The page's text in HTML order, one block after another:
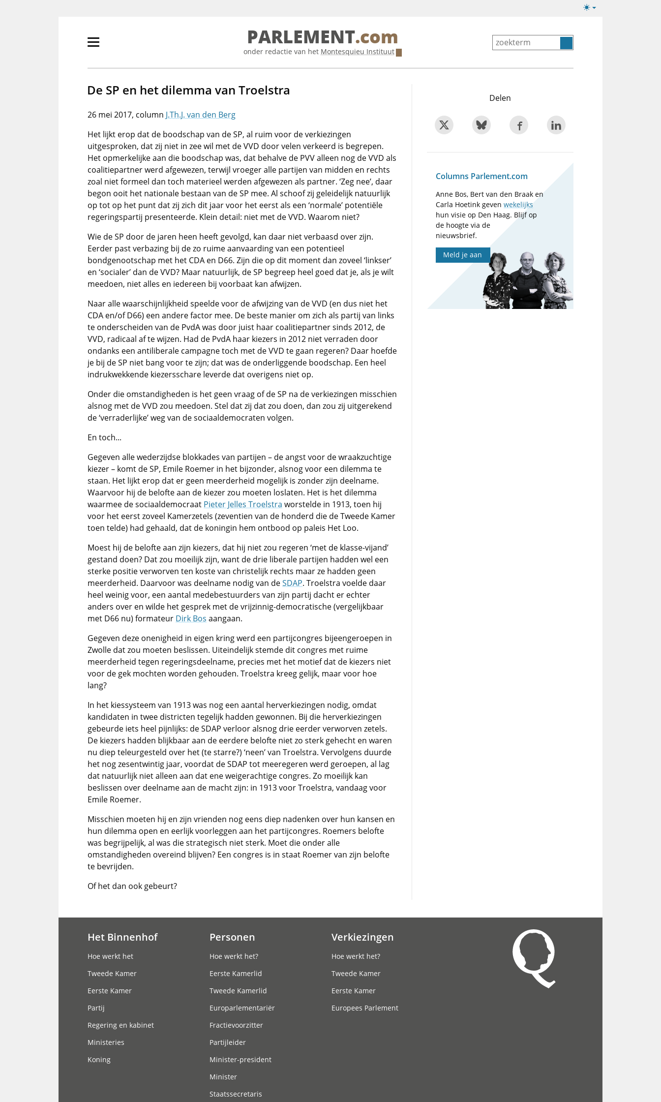
Lichte/donkere
Primair
tonen/verbergen
PARLEMENT.com
onder redactie van het Montesquieu Instituut
De SP en het dilemma van Troelstra
26 mei 2017
J.Th.J. van den Berg
Het lijkt erop dat de boodschap van de SP, al ruim voor de verkiezingen
uitgesproken, dat zij niet in zee wil met de VVD door velen verkeerd is begrepen.
Het opmerkelijke aan die boodschap was, dat behalve de PVV alleen nog de VVD als
coalitiepartner werd afgewezen, terwijl vroeger alle partijen van midden en rechts
zoal niet formeel dan toch materieel werden afgewezen als partner. ‘Zeg nee’, daar
begon ooit het nationale bestaan van de SP mee. Al schoof zij geleidelijk natuurlijk
op tot op het punt dat zij zich dit jaar voor het eerst als een ‘normale’ potentiële
regeringspartij presenteerde. Klein detail: niet met de VVD. Waarom niet?
Wie de SP door de jaren heen heeft gevolgd, kan daar niet verbaasd over zijn.
Eerder past verbazing bij de zo ruime aanvaarding van een potentieel
bondgenootschap met het CDA en D66. Zijn die op dit moment dan zoveel ‘linkser’
en ‘socialer’ dan de VVD? Maar natuurlijk, de SP begreep heel goed dat je, als je wilt
meedoen, niet alles en iedereen bij voorbaat kan afwijzen.
Naar alle waarschijnlijkheid speelde voor de afwijzing van de VVD (en dus niet het
CDA en/of D66) een andere factor mee. De beste manier om zich als partij van links
te onderscheiden van de PvdA was door juist haar coalitiepartner sinds 2012, de
VVD, radicaal af te wijzen. Had de PvdA haar kiezers in 2012 niet verraden door
ondanks een antiliberale campagne toch met de VVD te gaan regeren? Daar hoefde
je bij de SP niet bang voor te zijn; dat was de onderliggende boodschap. Een heel
indrukwekkende kiezersschare leverde dat overigens niet op.
Onder die omstandigheden is het geen vraag of de SP na de verkiezingen misschien
alsnog met de VVD zou meedoen. Stel dat zij dat zou doen, dan zou zij uitgerekend
de ‘verraderlijke’ weg van de sociaaldemocraten volgen.
En toch...
Gegeven alle wederzijdse blokkades van partijen – de angst voor de wraakzuchtige
kiezer – komt de SP, Emile Roemer in het bijzonder, alsnog voor een dilemma te
staan. Het lijkt erop dat er geen meerderheid mogelijk is zonder zijn deelname.
Waarvoor hij de belofte aan de kiezer zou moeten loslaten. Het is het dilemma
waarmee de sociaaldemocraat Pieter Jelles Troelstra worstelde in 1913, toen hij
voor het eerst zoveel Kamerzetels (zeventien van de honderd die de Tweede Kamer
toen telde) had gehaald, dat de koningin hem ontbood op paleis Het Loo.
Moest hij de belofte aan zijn kiezers, dat hij niet zou regeren ‘met de klasse-vijand’
gestand doen? Dat zou moeilijk zijn, want de drie liberale partijen hadden wel een
sterke positie verworven ten koste van christelijk rechts maar ze hadden geen
meerderheid. Daarvoor was deelname nodig van deSDAP. Troelstra voelde daar
heel weinig voor, een aantal medebestuurders van zijn partij dacht er echter
anders over en wilde het gesprek met de vrijzinnig-democratische (vergelijkbaar
met D66 nu) formateur Dirk Bos aangaan.
Gegeven deze onenigheid in eigen kring werd een partijcongres bijeengeroepen in
Zwolle dat zou moeten beslissen. Uiteindelijk stemde dit congres met ruime
meerderheid tegen regeringsdeelname, precies met het motief dat de kiezers niet
voor de gek mochten worden gehouden. Troelstra kreeg gelijk, maar voor hoe
lang?
In het kiessysteem van 1913 was nog een aantal herverkiezingen nodig, omdat
kandidaten in twee districten tegelijk hadden gewonnen. Bij die herverkiezingen
gebeurde iets heel pijnlijks: de SDAP verloor alsnog drie eerder verworven zetels.
De kiezers hadden blijkbaar aan de eerdere belofte niet zo sterk gehecht en waren
nu diep teleurgesteld over het (te starre?) ‘neen’ van Troelstra. Vervolgens duurde
het nog zesentwintig jaar, voordat de SDAP tot meeregeren werd geroepen, al lag
dat natuurlijk niet alleen aan dat ene weigerachtige congres. Zo moeilijk kan
beslissen over deelname aan de macht zijn: in 1913 voor Troelstra, vandaag voor
Emile Roemer.
Misschien moeten hij en zijn vrienden nog eens diep nadenken over hun kansen en
hun dilemma open en eerlijk voorleggen aan het partijcongres. Roemers belofte
was begrijpelijk, al was die strategisch niet sterk. Moet die onder alle
omstandigheden overeind blijven? Een congres is in staat Roemer van zijn belofte
te bevrijden.
Of het dan ook gebeurt?
Delen
Columns Parlement.com
Anne Bos, Bert van den Braak en
Carla Hoetink gevenwekelijks
hun visie op Den Haag. Blijf op
de hoogte via de
nieuwsbrief.
Meld je aan
Het Binnenhof
Hoe werkt het
Tweede Kamer
Eerste Kamer
Partij
Regering en kabinet
Ministeries
Koning
Personen
Hoe werkt het?
Eerste Kamerlid
Tweede Kamerlid
Europarlementariër
Fractievoorzitter
Partijleider
Minister-president
Minister
Staatssecretaris
Verkiezingen
Hoe werkt het?
Tweede Kamer
Eerste Kamer
Europees Parlement